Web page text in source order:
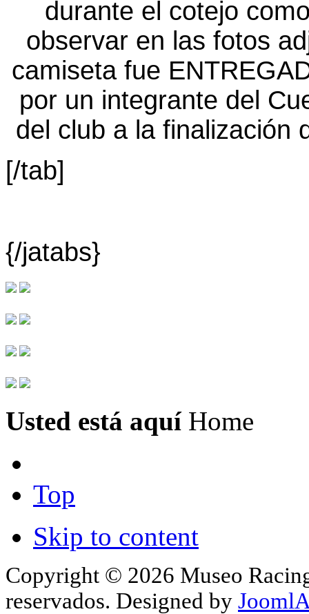
[/tab]
{/jatabs}
Usted está aquí Home
Top
Skip to content
Copyright © 2026 Museo
reservados. Designed by